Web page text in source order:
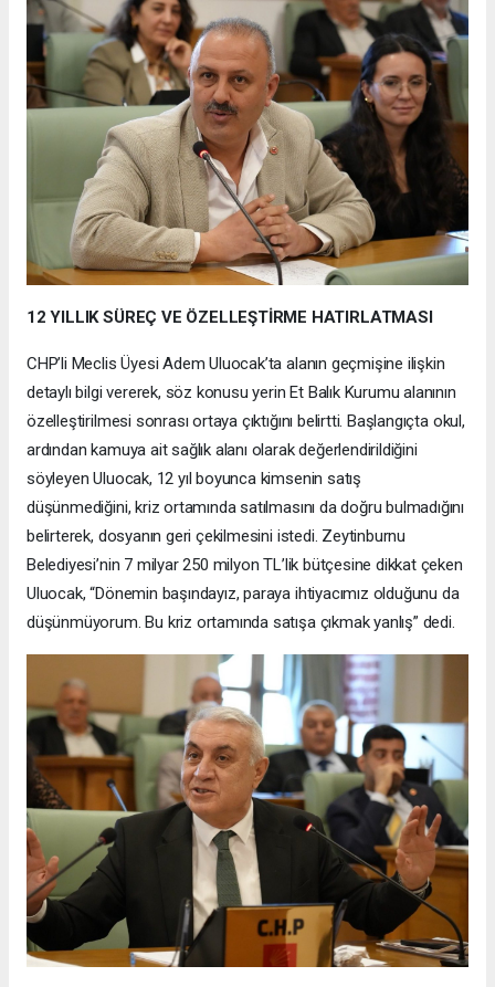
12 YILLIK SÜREÇ VE ÖZELLEŞTİRME HATIRLATMASI
CHP’li Meclis Üyesi Adem Uluocak’ta alanın geçmişine ilişkin
detaylı bilgi vererek, söz konusu yerin Et Balık Kurumu alanının
özelleştirilmesi sonrası ortaya çıktığını belirtti. Başlangıçta okul,
ardından kamuya ait sağlık alanı olarak değerlendirildiğini
söyleyen Uluocak, 12 yıl boyunca kimsenin satış
düşünmediğini, kriz ortamında satılmasını da doğru bulmadığını
belirterek, dosyanın geri çekilmesini istedi. Zeytinburnu
Belediyesi’nin 7 milyar 250 milyon TL’lik bütçesine dikkat çeken
Uluocak, “Dönemin başındayız, paraya ihtiyacımız olduğunu da
düşünmüyorum. Bu kriz ortamında satışa çıkmak yanlış” dedi.